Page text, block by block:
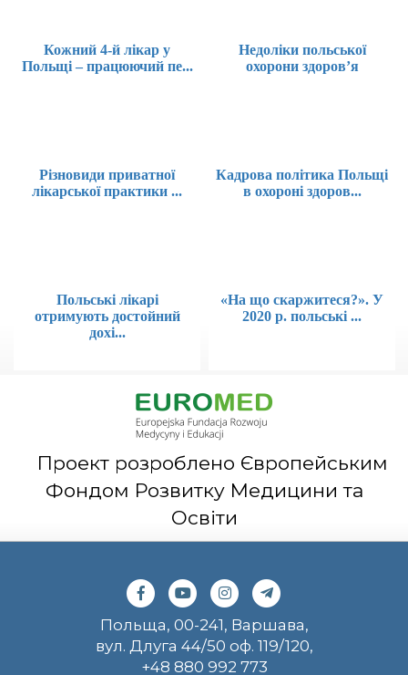
Кожний 4-й лікар у
Польщі – працюючий пе...
Недоліки польської
охорони здоров’я
Різновиди приватної
лікарської практики ...
Кадрова політика Польщі
в охороні здоров...
Польські лікарі
отримують достойний
дохі...
«На що скаржитеся?». У
2020 р. польські ...
Проект розроблено Європейським
Фондом Розвитку Медицини та
Освіти
Польща, 00-241, Варшава,
вул. Длуга 44/50 оф. 119/120,
+48 880 992 773